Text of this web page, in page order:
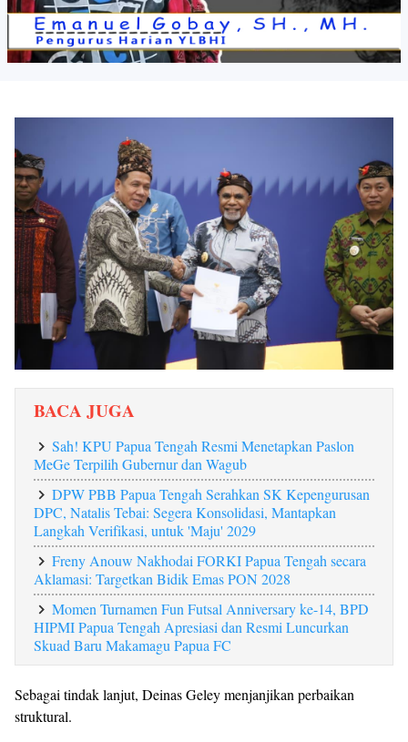
BACA JUGA
Sah! KPU Papua Tengah Resmi Menetapkan Paslon
MeGe Terpilih Gubernur dan Wagub
DPW PBB Papua Tengah Serahkan SK Kepengurusan
DPC, Natalis Tebai: Segera Konsolidasi, Mantapkan
Langkah Verifikasi, untuk 'Maju' 2029
Freny Anouw Nakhodai FORKI Papua Tengah secara
Aklamasi: Targetkan Bidik Emas PON 2028
Momen Turnamen Fun Futsal Anniversary ke-14, BPD
HIPMI Papua Tengah Apresiasi dan Resmi Luncurkan
Skuad Baru Makamagu Papua FC
Sebagai tindak lanjut, Deinas Geley menjanjikan perbaikan
struktural.